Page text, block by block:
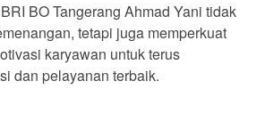
BO Tangerang Ahmad Yani tidak
tetapi juga memperkuat
karyawan untuk terus
dan pelayanan terbaik.